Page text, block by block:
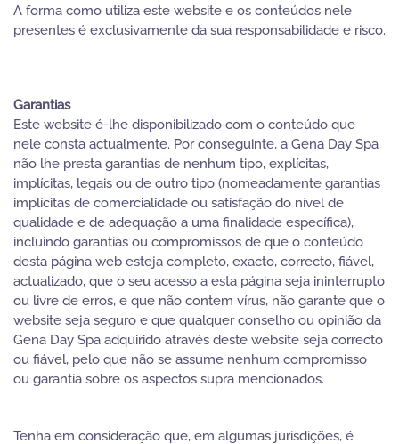
A forma como utiliza este website e os conteúdos nele
presentes é exclusivamente da sua responsabilidade e risco.
Garantias
Este website é-lhe disponibilizado com o conteúdo que
nele consta actualmente. Por conseguinte, a Gena Day Spa
não lhe presta garantias de nenhum tipo, explícitas,
implícitas, legais ou de outro tipo (nomeadamente garantias
implícitas de comercialidade ou satisfação do nível de
qualidade e de adequação a uma finalidade específica),
incluindo garantias ou compromissos de que o conteúdo
desta página web esteja completo, exacto, correcto, fiável,
actualizado, que o seu acesso a esta página seja ininterrupto
ou livre de erros, e que não contem vírus, não garante que o
website seja seguro e que qualquer conselho ou opinião da
Gena Day Spa adquirido através deste website seja correcto
ou fiável, pelo que não se assume nenhum compromisso
ou garantia sobre os aspectos supra mencionados.
Tenha em consideração que, em algumas jurisdições, é